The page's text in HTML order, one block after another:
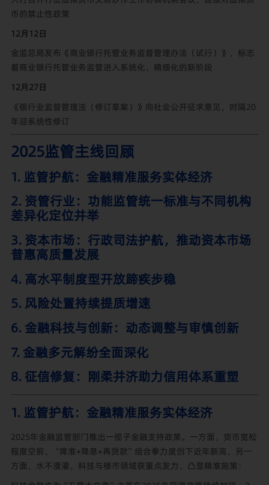
币的禁止性政策
12月12日
金监总局发布《商业银行托管业务监督管理办法（试行）》，标志
着商业银行托管业务监管进入系统化、精细化的新阶段
12月27日
《银行业监督管理法（修订草案）》向社会公开征求意见，时隔20
年迎系统性修订
2025监管主线回顾
1. 监管护航：金融精准服务实体经济
2. 资管行业：功能监管统一标准与不同机构
差异化定位并举
3. 资本市场：行政司法护航，推动资本市场
普惠高质量发展
4. 高水平制度型开放蹄疾步稳
5. 风险处置持续提质增速
6. 金融科技与创新：动态调整与审慎创新
7. 金融多元解纷全面深化
8. 征信修复：刚柔并济助力信用体系重塑
1. 监管护航：金融精准服务实体经济
2025年金融监管部门推出一揽子金融支持政策。一方面，货币宽松
程度空前，“降准+降息+再贷款”组合拳力度创下近年新高，另一
方面，水不漫灌，科技与楼市领域获重点发力，凸显精准施策：